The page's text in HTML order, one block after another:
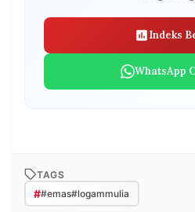
Indeks
WhatsApp
TAGS
##emas#logammulia